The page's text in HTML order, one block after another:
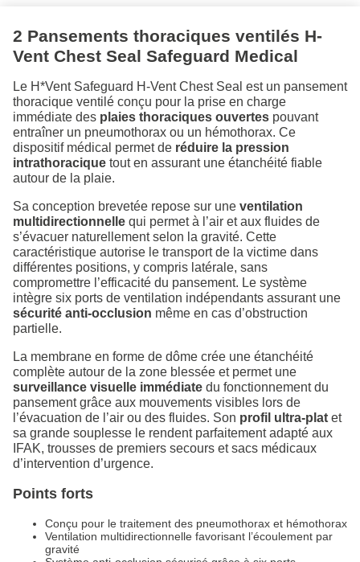
2 Pansements thoraciques ventilés H-
Vent Chest Seal Safeguard Medical
Le H*Vent Safeguard H-Vent Chest Seal est un pansement
thoracique ventilé conçu pour la prise en charge
immédiate des plaies thoraciques ouvertes pouvant
entraîner un pneumothorax ou un hémothorax. Ce
dispositif médical permet de réduire la pression
intrathoracique tout en assurant une étanchéité fiable
autour de la plaie.
Sa conception brevetée repose sur une ventilation
multidirectionnelle qui permet à l’air et aux fluides de
s’évacuer naturellement selon la gravité. Cette
caractéristique autorise le transport de la victime dans
différentes positions, y compris latérale, sans
compromettre l’efficacité du pansement. Le système
intègre six ports de ventilation indépendants assurant une
sécurité anti-occlusion même en cas d’obstruction
partielle.
La membrane en forme de dôme crée une étanchéité
complète autour de la zone blessée et permet une
surveillance visuelle immédiate du fonctionnement du
pansement grâce aux mouvements visibles lors de
l’évacuation de l’air ou des fluides. Son profil ultra-plat et
sa grande souplesse le rendent parfaitement adapté aux
IFAK, trousses de premiers secours et sacs médicaux
d’intervention d’urgence.
Points forts
Conçu pour le traitement des pneumothorax et hémothorax
Ventilation multidirectionnelle favorisant l’écoulement par
gravité